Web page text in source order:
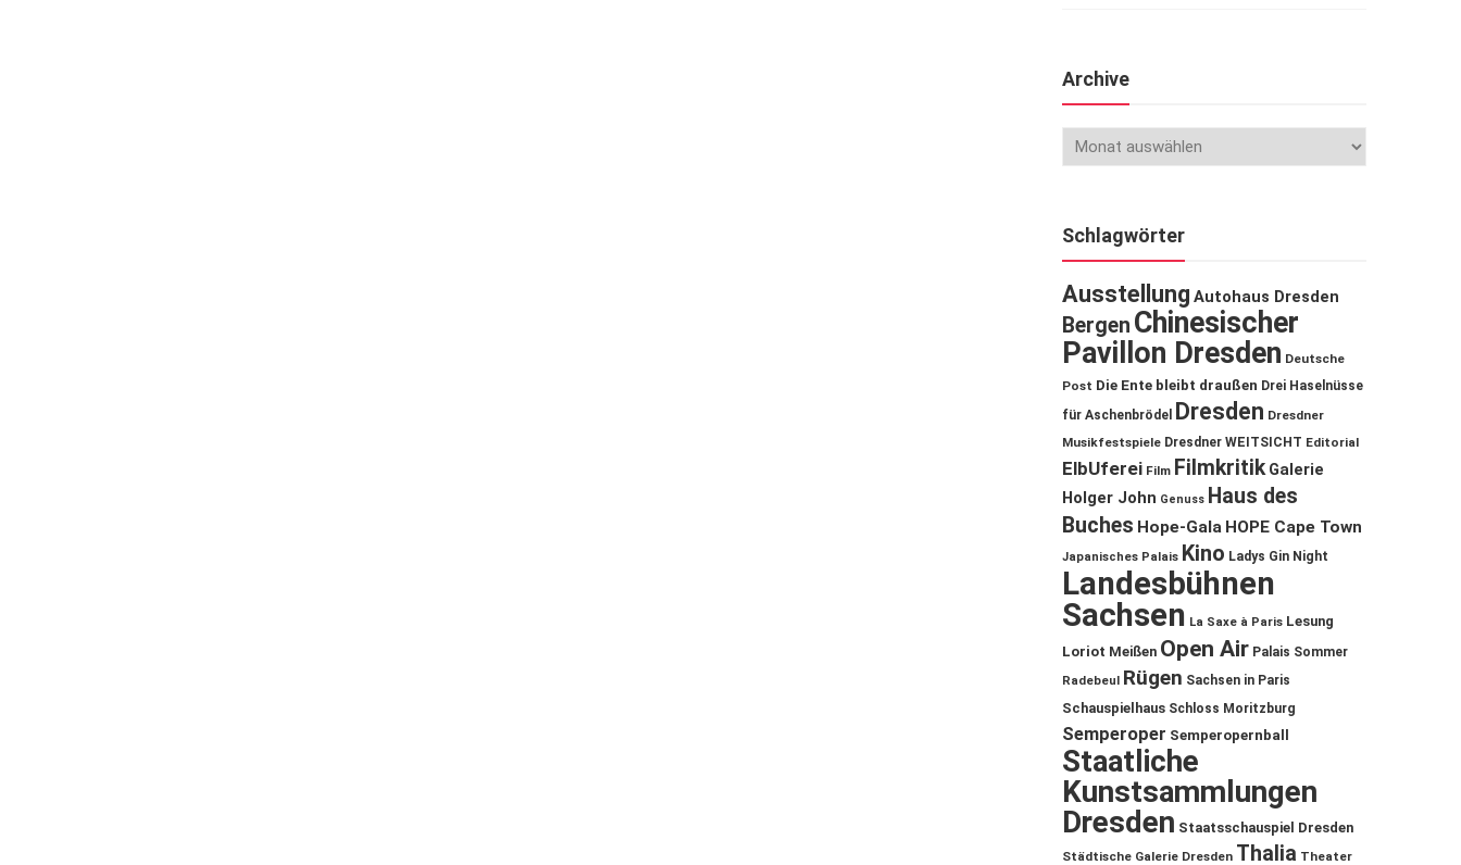
Archive
Schlagwörter
Ausstellung Autohaus Dresden
Bergen Chinesischer
Pavillon Dresden Deutsche
Post Die Ente bleibt draußen Drei Haselnüsse
für Aschenbrödel
Dresden Dresdner
Musikfestspiele Dresdner WEITSICHT Editorial
ElbUferei Film Filmkritik Galerie
Holger John Genuss Haus des
Buches Hope-Gala HOPE Cape Town
Japanisches Palais Kino Ladys Gin Night
Landesbühnen
Sachsen La Saxe à Paris Lesung
Loriot Meißen Open Air Palais Sommer
Radebeul Rügen Sachsen in Paris
Schauspielhaus Schloss Moritzburg
Semperoper Semperopernball
Staatliche
Kunstsammlungen
Dresden Staatsschauspiel Dresden
Städtische Galerie Dresden Thalia Theater